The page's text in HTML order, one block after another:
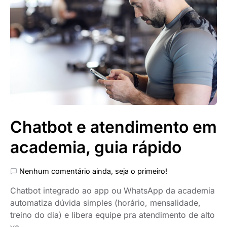
Chatbot e atendimento em
academia, guia rápido
Nenhum comentário ainda, seja o primeiro!
Chatbot integrado ao app ou WhatsApp da academia
automatiza dúvida simples (horário, mensalidade,
treino do dia) e libera equipe pra atendimento de alto